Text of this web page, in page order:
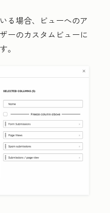
る場合、ビューへのア
ーのカスタムビューに
。